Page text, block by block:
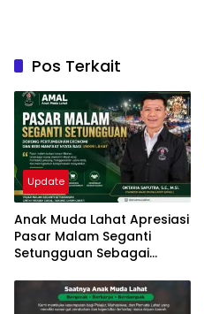
Pos Terkait
Update
Anak Muda Lahat Apresiasi
Pasar Malam Seganti
Setungguan Sebagai
Kerakyatan